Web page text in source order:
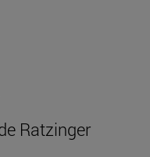
Ratzinger